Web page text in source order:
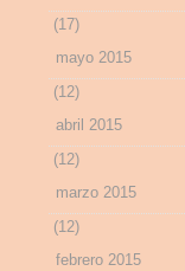
(17)
mayo 2015
(12)
abril 2015
(12)
marzo 2015
(12)
febrero 2015